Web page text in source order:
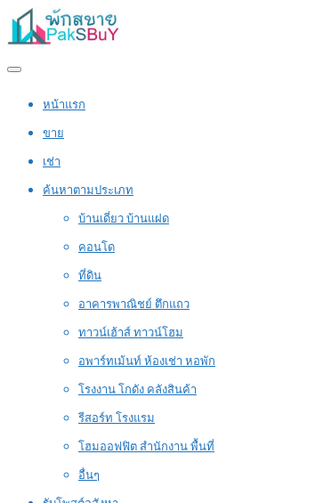
หน้าแรก
ขาย
เช่า
ค้นหาตามประเภท
บ้านเดี่ยว บ้านแฝด
คอนโด
ที่ดิน
อาคารพาณิชย์ ตึกแถว
ทาวน์เฮ้าส์ ทาวน์โฮม
อพาร์ทเม้นท์ ห้องเช่า หอพัก
โรงงาน โกดัง คลังสินค้า
รีสอร์ท โรงแรม
โฮมออฟฟิต สำนักงาน พื้นที่
อื่นๆ